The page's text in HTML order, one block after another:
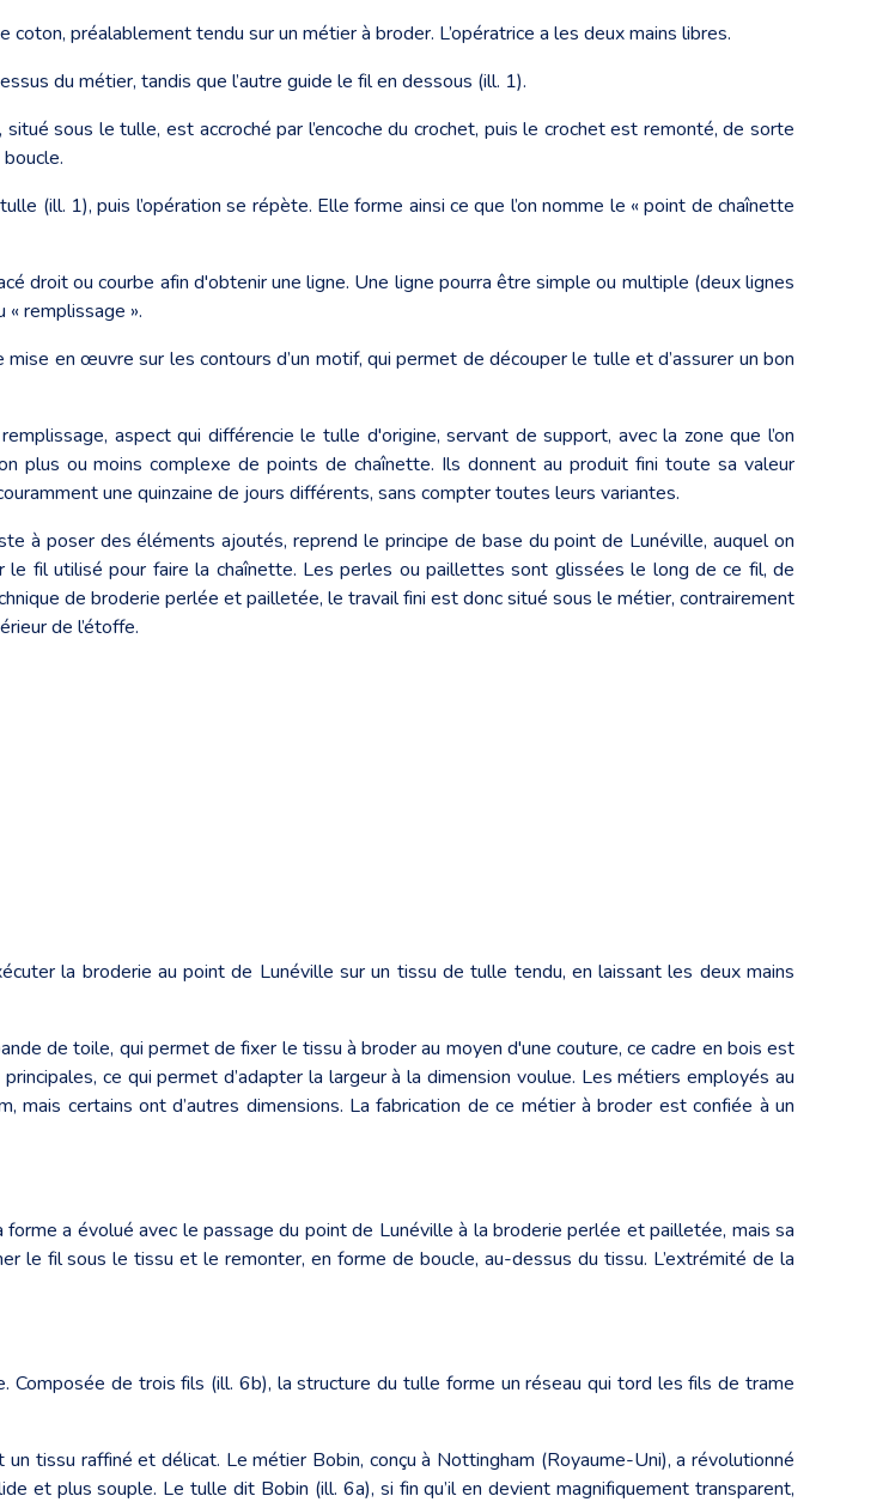
préalablement tendu sur un métier à broder. L’opératrice a les deux mains libres.
du métier, tandis que l’autre guide le fil en dessous (ill. 1).
sous le tulle, est accroché par l’encoche du crochet, puis le crochet est remonté, de sorte
(ill. 1), puis l’opération se répète. Elle forme ainsi ce que l’on nomme le « point de chaînette
droit ou courbe afin d'obtenir une ligne. Une ligne pourra être simple ou multiple (deux lignes
« remplissage ».
en œuvre sur les contours d’un motif, qui permet de découper le tulle et d’assurer un bon
aspect qui différencie le tulle d'origine, servant de support, avec la zone que l’on
plus ou moins complexe de points de chaînette. Ils donnent au produit fini toute sa valeur
une quinzaine de jours différents, sans compter toutes leurs variantes.
à poser des éléments ajoutés, reprend le principe de base du point de Lunéville, auquel on
fil utilisé pour faire la chaînette. Les perles ou paillettes sont glissées le long de ce fil, de
de broderie perlée et pailletée, le travail fini est donc situé sous le métier, contrairement
de l’étoffe.
la broderie au point de Lunéville sur un tissu de tulle tendu, en laissant les deux mains
de toile, qui permet de fixer le tissu à broder au moyen d'une couture, ce cadre en bois est
ce qui permet d’adapter la largeur à la dimension voulue. Les métiers employés au
certains ont d’autres dimensions. La fabrication de ce métier à broder est confiée à un
a évolué avec le passage du point de Lunéville à la broderie perlée et pailletée, mais sa
le fil sous le tissu et le remonter, en forme de boucle, au-dessus du tissu. L’extrémité de la
de trois fils (ill. 6b), la structure du tulle forme un réseau qui tord les fils de trame
tissu raffiné et délicat. Le métier Bobin, conçu à Nottingham (Royaume-Uni), a révolutionné
et plus souple. Le tulle dit Bobin (ill. 6a), si fin qu’il en devient magnifiquement transparent,